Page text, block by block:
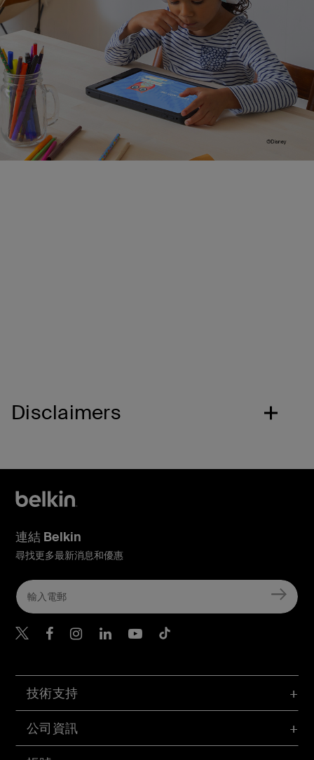
Disclaimers
技術支持
公司資訊
連結 Belkin
尋找更多最新消息和優惠
Belkin Twitter
Belkin Hong Kong
Belkin Instagram
Belkin Hong Kong
Belkin Youtube
Belkin TikTok